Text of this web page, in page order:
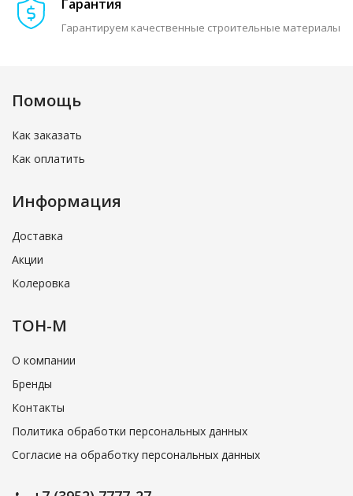
Гарантия
Гарантируем качественные строительные материалы
Помощь
Как заказать
Как оплатить
Информация
Доставка
Акции
Колеровка
ТОН-М
О компании
Бренды
Контакты
Политика обработки персональных данных
Согласие на обработку персональных данных